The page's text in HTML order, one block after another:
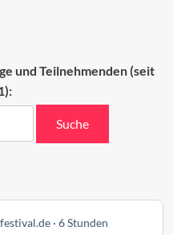
und Teilnehmenden (seit
Suche
6 Stunden